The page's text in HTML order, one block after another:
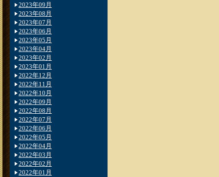
2023年09月
2023年08月
2023年07月
2023年06月
2023年05月
2023年04月
2023年02月
2023年01月
2022年12月
2022年11月
2022年10月
2022年09月
2022年08月
2022年07月
2022年06月
2022年05月
2022年04月
2022年03月
2022年02月
2022年01月